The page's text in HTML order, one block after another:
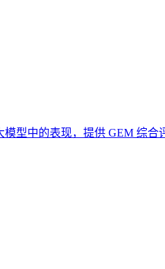
型中的表现，提供 GEM 综